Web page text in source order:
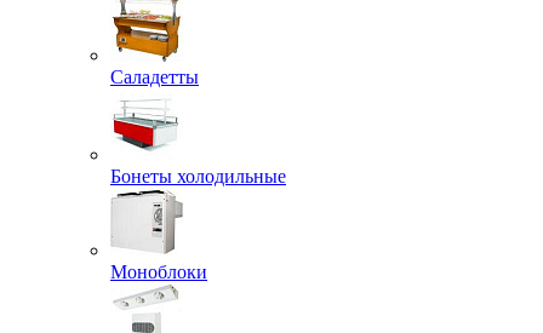
Саладетты
Бонеты холодильные
Моноблоки